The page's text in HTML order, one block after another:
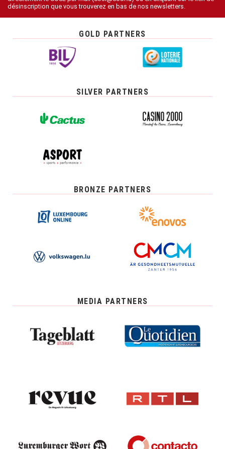
désinscription que vous trouverez en bas de nos newsletters.
GOLD PARTNERS
SILVER PARTNERS
BRONZE PARTNERS
MEDIA PARTNERS